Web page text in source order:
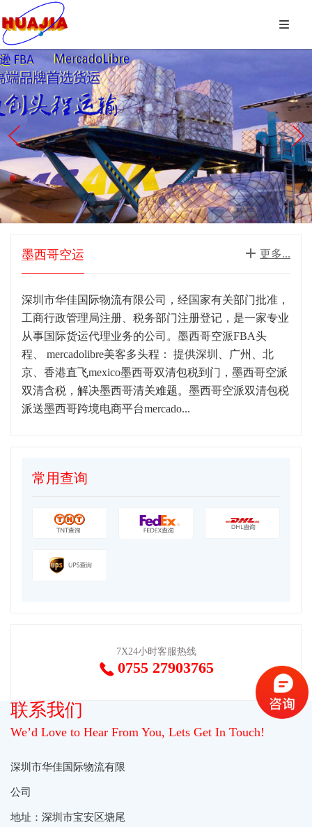

 
 更多...
墨西哥空运
深圳市华佳国际物流有限公司，经国家有关部门批准，
工商行政管理局注册、税务部门注册登记，是一家专业
从事国际货运代理业务的公司。墨西哥空派FBA头
程、 mercadolibre美客多头程： 提供深圳、广州、北
京、香港直飞mexico墨西哥双清包税到门，墨西哥空派
双清含税，解决墨西哥清关难题。墨西哥空派双清包税
派送墨西哥跨境电商平台mercado...
常用查询
7X24小时客服热线
 0755 27903765
联系我们
We’d Love to Hear From You, Lets Get In Touch!
深圳市华佳国际物流有限
公司
地址：深圳市宝安区塘尾